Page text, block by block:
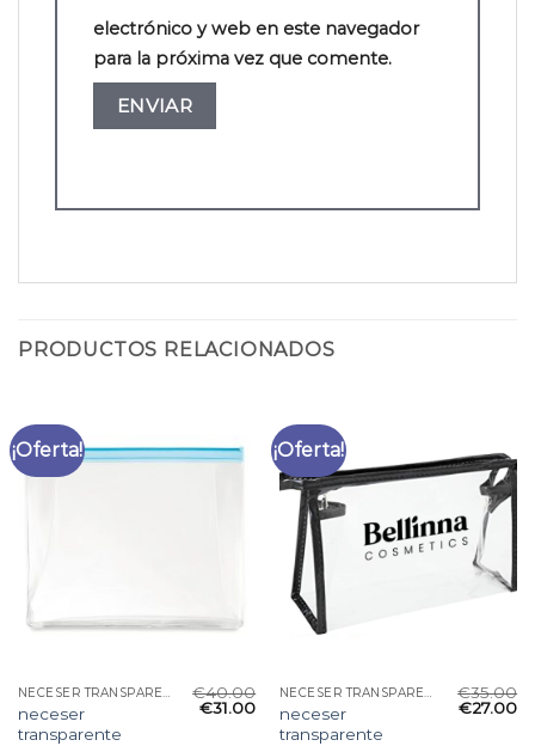
electrónico y web en este navegador
para la próxima vez que comente.
PRODUCTOS RELACIONADOS
¡Oferta!
NECESER TRANSPARENTE
neceser
transparente
€40.00
€31.00
¡Oferta!
NECESER TRANSPARENTE
neceser
transparente
€35.00
€27.00